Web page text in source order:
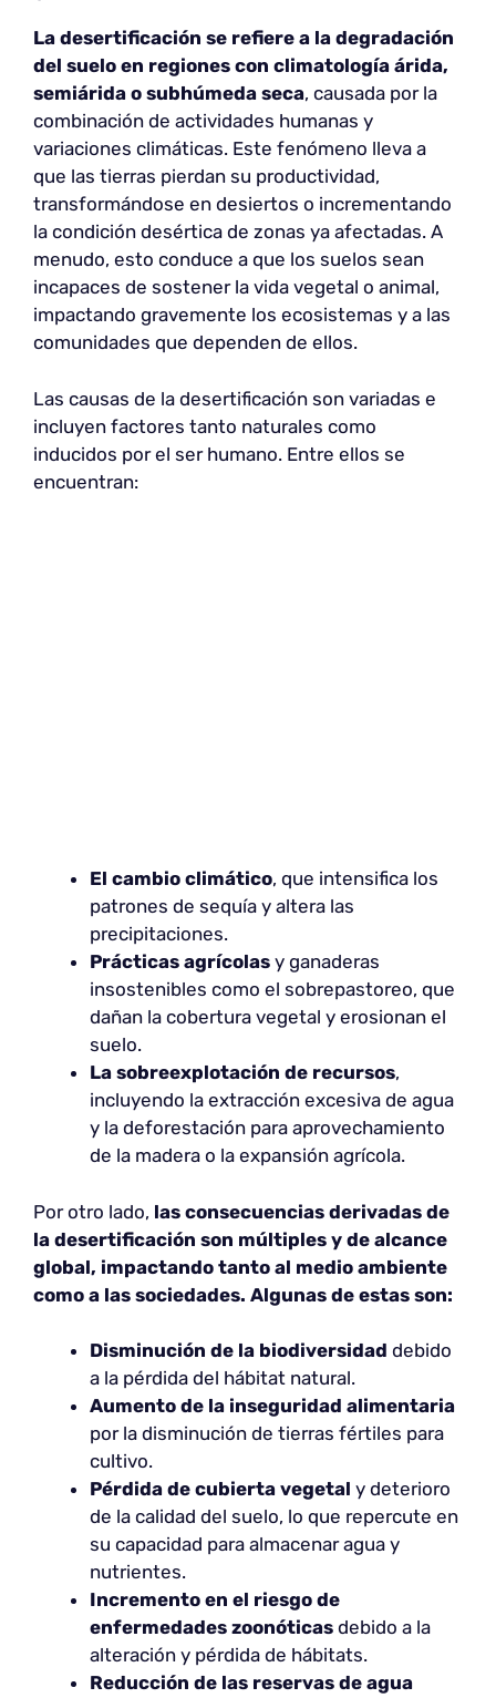
La desertificación se refiere a la degradación
del suelo en regiones con climatología árida,
semiárida o subhúmeda seca, causada por la
combinación de actividades humanas y
variaciones climáticas. Este fenómeno lleva a
que las tierras pierdan su productividad,
transformándose en desiertos o incrementando
la condición desértica de zonas ya afectadas. A
menudo, esto conduce a que los suelos sean
incapaces de sostener la vida vegetal o animal,
impactando gravemente los ecosistemas y a las
comunidades que dependen de ellos.
Las causas de la desertificación son variadas e
incluyen factores tanto naturales como
inducidos por el ser humano. Entre ellos se
encuentran:
El cambio climático, que intensifica los
patrones de sequía y altera las
precipitaciones.
Prácticas agrícolas y ganaderas
insostenibles como el sobrepastoreo, que
dañan la cobertura vegetal y erosionan el
suelo.
La sobreexplotación de recursos,
incluyendo la extracción excesiva de agua
y la deforestación para aprovechamiento
de la madera o la expansión agrícola.
Por otro lado, las consecuencias derivadas de
la desertificación son múltiples y de alcance
global, impactando tanto al medio ambiente
como a las sociedades. Algunas de estas son:
Disminución de la biodiversidad debido
a la pérdida del hábitat natural.
Aumento de la inseguridad alimentaria
por la disminución de tierras fértiles para
cultivo.
Pérdida de cubierta vegetal y deterioro
de la calidad del suelo, lo que repercute en
su capacidad para almacenar agua y
nutrientes.
Incremento en el riesgo de
enfermedades zoonóticas debido a la
alteración y pérdida de hábitats.
Reducción de las reservas de agua